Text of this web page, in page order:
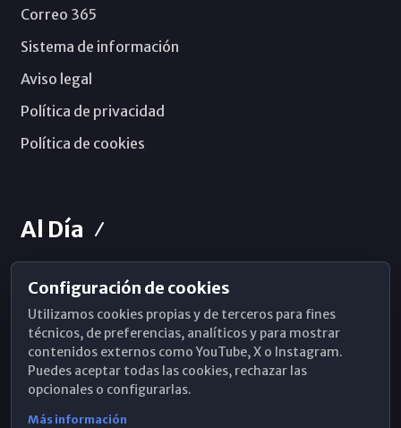
Correo 365
Sistema de información
Aviso legal
Política de privacidad
Política de cookies
Al Día
Horarios de Misa
Hemeroteca
WhatsApp
Configuración de cookies
Utilizamos cookies propias y de terceros para fines
técnicos, de preferencias, analíticos y para mostrar
contenidos externos como YouTube, X o Instagram.
Puedes aceptar todas las cookies, rechazar las
opcionales o configurarlas.
Más información